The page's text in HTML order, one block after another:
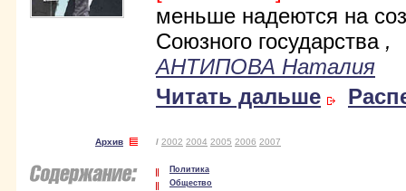
меньше надеются на
Союзного государства ,
АНТИПОВА Наталия
Читать дальше
Архив / 2002 2004 2005 2006 2007
Политика
Общество